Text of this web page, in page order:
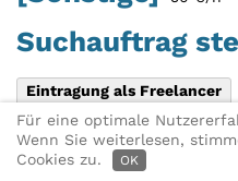
Suchauftrag
Eintragung als Freelancer
Diese Seite teilen: X
Mail
Für eine optimale
Wenn Sie weiterlesen,
Cookies zu.
OK